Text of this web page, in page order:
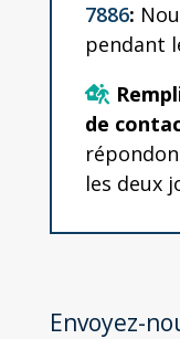
7886:
pendant
de
les deux
Envoyez-